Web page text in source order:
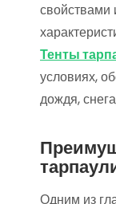
свойствами
Тенты
условиях,
дождя,
Одним из